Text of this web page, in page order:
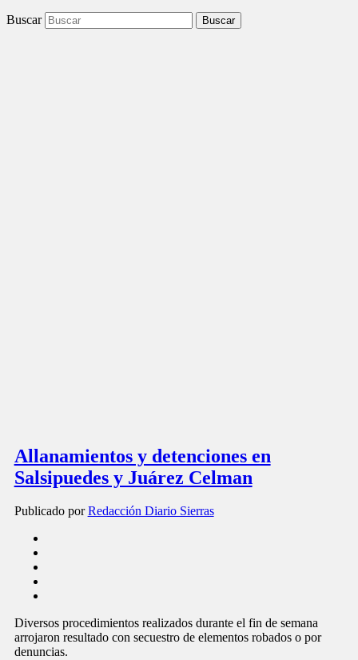
Buscar
Allanamientos y detenciones en
Salsipuedes y Juárez Celman
Publicado porRedacción Diario Sierras
Diversos procedimientos realizados durante el fin de semana
arrojaron resultado con secuestro de elementos robados o por
denuncias.